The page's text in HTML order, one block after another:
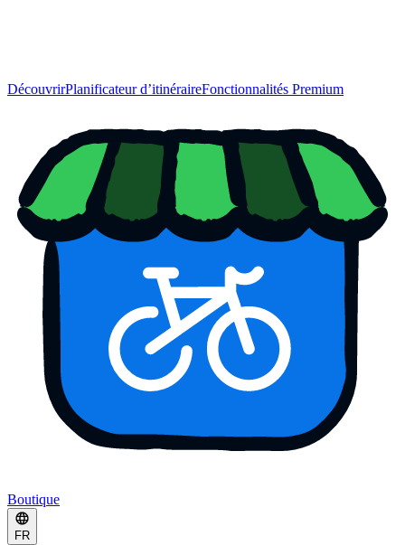
DécouvrirPlanificateur d’itinéraireFonctionnalités Premium
Boutique
FR